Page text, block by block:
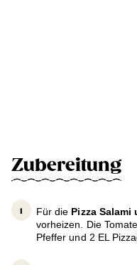
Zubereitung
Für die Pizza Salami
vorheizen. Die
Pfeffer und 2 EL